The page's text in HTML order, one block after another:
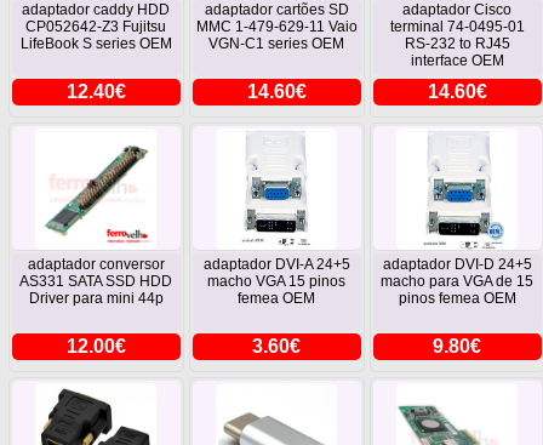
adaptador caddy HDD
CP052642-Z3 Fujitsu
LifeBook S series OEM
12.40€
adaptador cartões SD
MMC 1-479-629-11 Vaio
VGN-C1 series OEM
14.60€
adaptador Cisco
terminal 74-0495-01
RS-232 to RJ45
interface OEM
14.60€
adaptador conversor
AS331 SATA SSD HDD
Driver para mini 44p
12.00€
adaptador DVI-A 24+5
macho VGA 15 pinos
femea OEM
3.60€
adaptador DVI-D 24+5
macho para VGA de 15
pinos femea OEM
9.80€